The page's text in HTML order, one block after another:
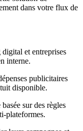
dans votre flux de
et entreprises
interne.
publicitaires
disponible.
sur des règles
plateformes.